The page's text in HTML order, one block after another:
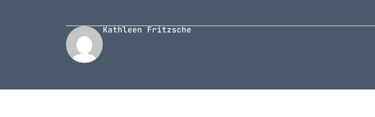
Kathleen Fritzsche